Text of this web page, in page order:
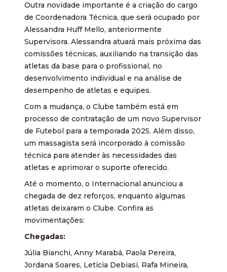
Outra novidade importante é a criação do cargo
de Coordenadora Técnica, que será ocupado por
Alessandra Huff Mello, anteriormente
Supervisora. Alessandra atuará mais próxima das
comissões técnicas, auxiliando na transição das
atletas da base para o profissional, no
desenvolvimento individual e na análise de
desempenho de atletas e equipes.
Com a mudança, o Clube também está em
processo de contratação de um novo Supervisor
de Futebol para a temporada 2025. Além disso,
um massagista será incorporado à comissão
técnica para atender às necessidades das
atletas e aprimorar o suporte oferecido.
Até o momento, o Internacional anunciou a
chegada de dez reforços, enquanto algumas
atletas deixaram o Clube. Confira as
movimentações:
Chegadas:
Júlia Bianchi, Anny Marabá, Paola Pereira,
Jordana Soares, Letícia Debiasi, Rafa Mineira,